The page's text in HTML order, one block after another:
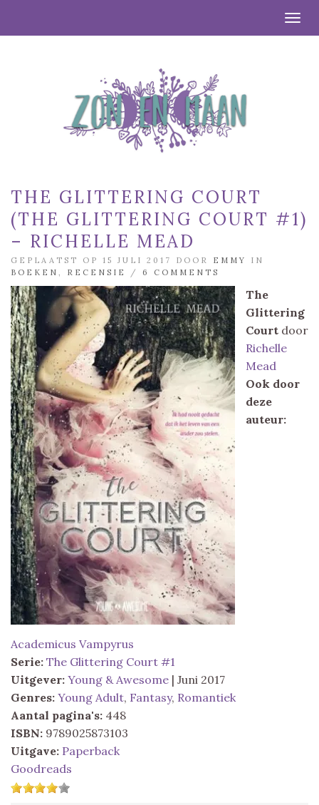
THE GLITTERING COURT
(THE GLITTERING COURT #1)
– RICHELLE MEAD
GEPLAATST OP 15 JULI 2017 DOOR EMMY
IN
BOEKEN
RECENSIE / 6 COMMENTS
The
Glittering
Court door
Richelle
Mead
Ook door
deze
auteur:
Academicus Vampyrus
Serie: The Glittering Court #1
Uitgever: Young & Awesome | Juni 2017
Genres: Young Adult, Fantasy, Romantiek
Aantal pagina's: 448
ISBN: 9789025873103
Uitgave: Paperback
Goodreads